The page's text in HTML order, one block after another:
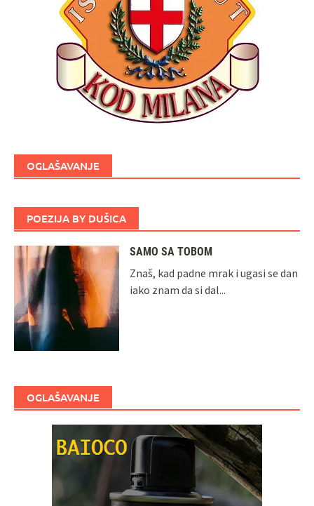
OGLAŠAVANJE
POEZIJA BY DUŠICA
SAMO SA TOBOM
Znaš, kad padne mrak i ugasi se dan
iako znam da si dal...
OGLAŠAVANJE